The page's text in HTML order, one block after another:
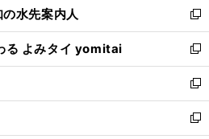
く
ド
ウ
で
開
く
ィ
ン
ド
ウ
で
開
く
い
ウ
ィ
ン
ド
ウ
で
開
水先案内人
新
し
い
ウ
ィ
ン
ド
ウ
る よみタイ yomitai
新
し
い
ウ
ィ
新
し
い
新